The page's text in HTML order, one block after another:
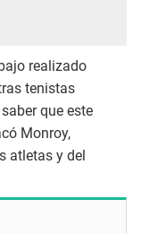
realizado
tenistas
que este
Monroy,
atletas y del